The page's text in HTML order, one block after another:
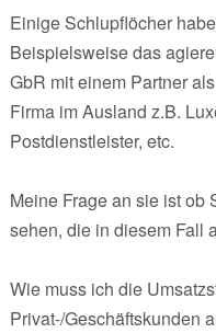
Einige Schlupflöcher
Beispielsweise das
GbR mit einem Partner
Firma im Ausland z.B.
Postdienstleister, etc.
Meine Frage an sie ist
sehen, die in diesem Fall
Wie muss ich die
Privat-/Geschäftskunden